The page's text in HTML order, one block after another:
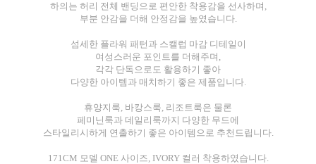
하의는 허리 전체 밴딩으로 편안한 착용감을 선사하며,
부분 안감을 더해 안정감을 높였습니다.
섬세한 플라워 패턴과 스캘럽 마감 디테일이
여성스러운 포인트를 더해주며,
각각 단독으로도 활용하기 좋아
다양한 아이템과 매치하기 좋은 제품입니다.
휴양지룩, 바캉스룩, 리조트룩은 물론
페미닌룩과 데일리룩까지 다양한 무드에
스타일리시하게 연출하기 좋은 아이템으로 추천드립니다.
171CM 모델 ONE 사이즈, IVORY 컬러 착용하였습니다.